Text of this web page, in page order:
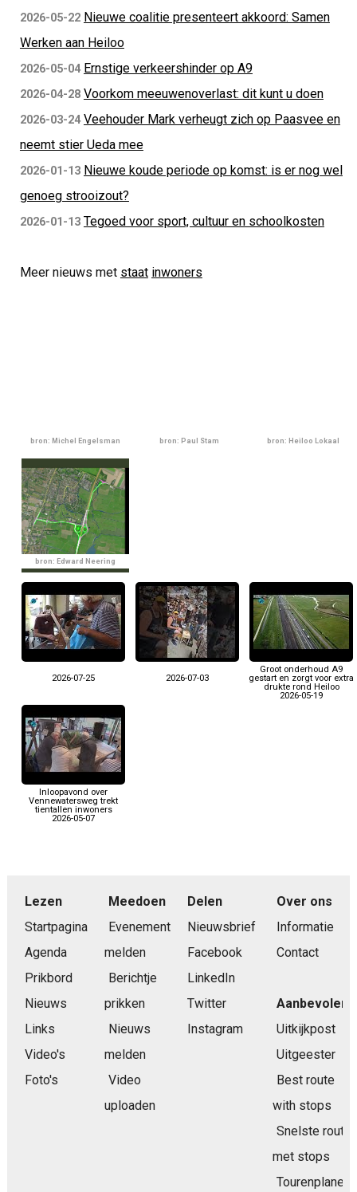
2026-05-22 Nieuwe coalitie presenteert akkoord: Samen
Werken aan Heiloo
2026-05-04 Ernstige verkeershinder op A9
2026-04-28 Voorkom meeuwenoverlast: dit kunt u doen
2026-03-24 Veehouder Mark verheugt zich op Paasvee en
neemt stier Ueda mee
2026-01-13 Nieuwe koude periode op komst: is er nog wel
genoeg strooizout?
2026-01-13 Tegoed voor sport, cultuur en schoolkosten
Meer nieuws met staat inwoners
bron: Michel Engelsman bron: Paul Stam bron: Heiloo Lokaal
bron: Edward Neering
2026-07-25 2026-07-03
Groot onderhoud A9
gestart en zorgt voor extra
drukte rond Heiloo
2026-05-19
Inloopavond over
Vennewatersweg trekt
tientallen inwoners
2026-05-07
Lezen
Startpagina
Agenda
Prikbord
Nieuws
Links
Video's
Foto's
Meedoen
Evenement
melden
Berichtje
prikken
Nieuws
melden
Video
uploaden
Delen
Nieuwsbrief
Facebook
LinkedIn
Twitter
Instagram
Over ons
Informatie
Contact
Aanbevolen
Uitkijkpost
Uitgeester
Best route
with stops
Snelste route
met stops
Tourenplaner